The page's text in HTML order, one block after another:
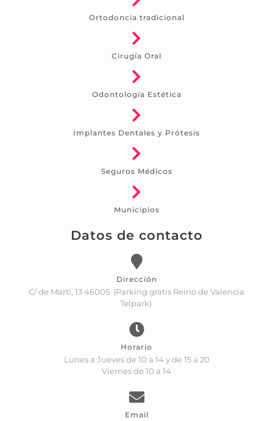
Ortodoncia tradicional
Cirugía Oral
Odontología Estética
Implantes Dentales y Prótesis
Seguros Médicos
Municipios
Datos de contacto
Dirección
C/ de Martí, 13 46005 (Parking gratis Reino de Valencia
Telpark)
Horario
Lunes a Jueves de 10 a 14 y de 15 a 20
Viernes de 10 a 14
Email